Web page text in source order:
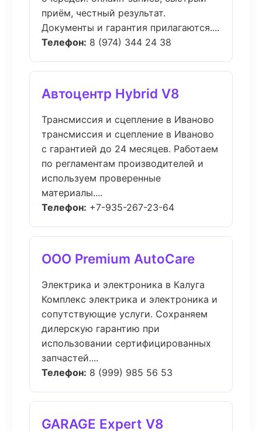
приём, честный результат.
Документы и гарантия прилагаются....
Телефон: 8 (974) 344 24 38
Автоцентр Hybrid V8
Трансмиссия и сцепление в Иваново
трансмиссия и сцепление в Иваново
с гарантией до 24 месяцев. Работаем
по регламентам производителей и
используем проверенные
материалы....
Телефон: +7-935-267-23-64
ООО Premium AutoCare
Электрика и электроника в Калуга
Комплекс электрика и электроника и
сопутствующие услуги. Сохраняем
дилерскую гарантию при
использовании сертифицированных
запчастей....
Телефон: 8 (999) 985 56 53
GARAGE Expert V8